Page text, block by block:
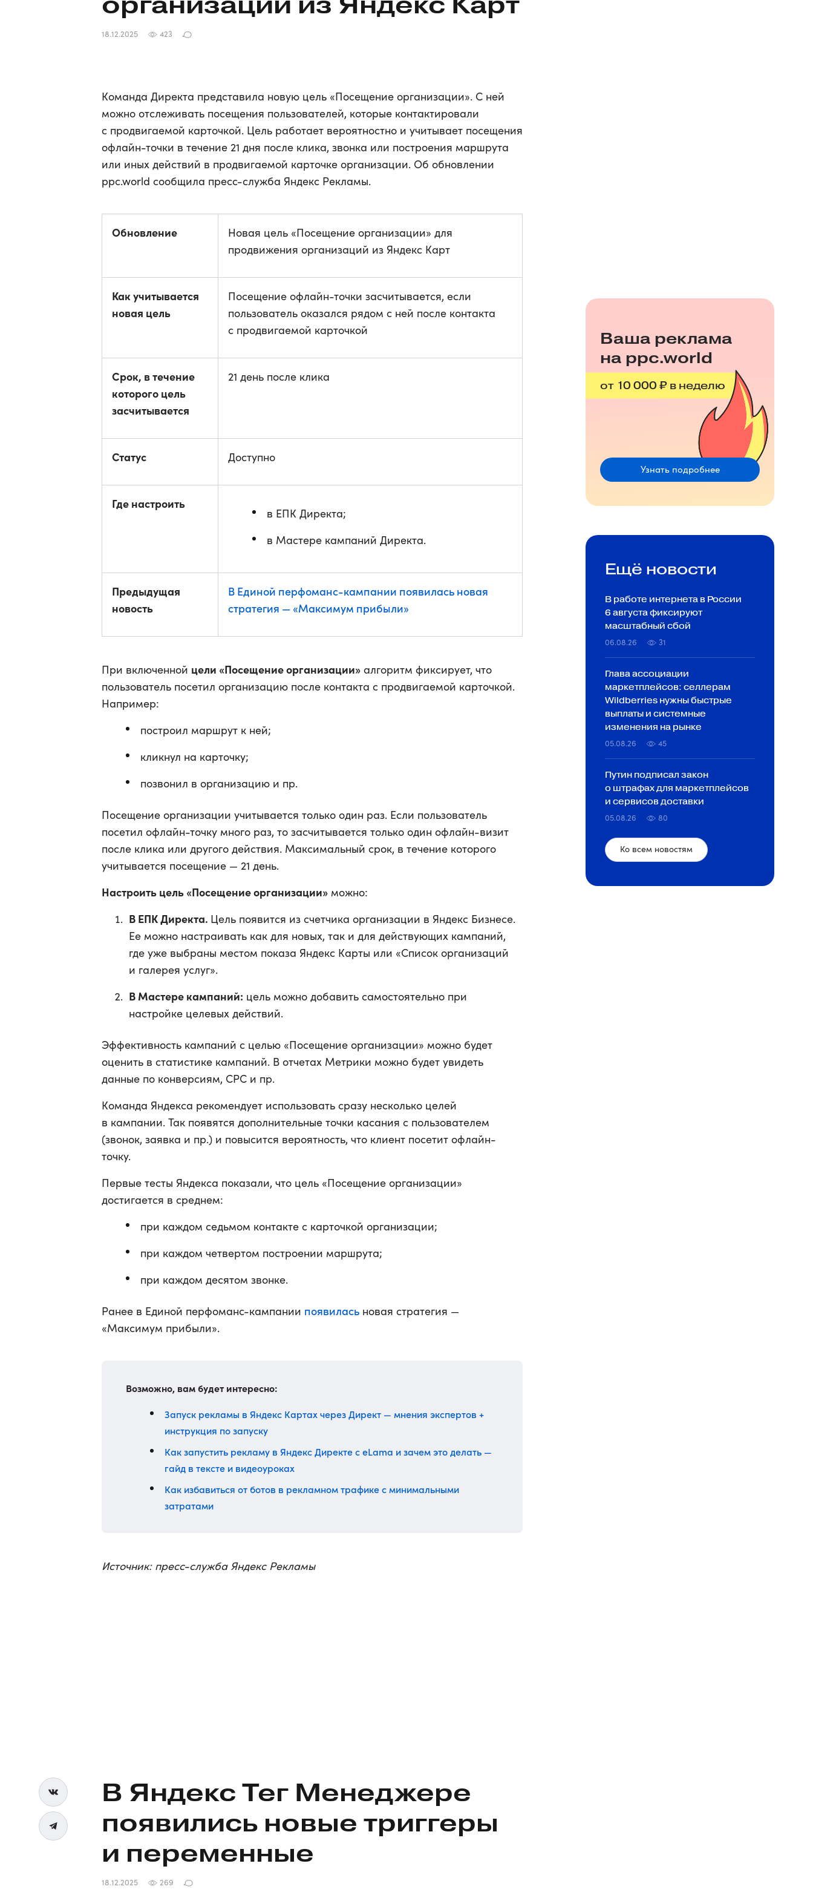
18.12.2025 423
Команда Директа представила новую цель «Посещение организации». С ней
можно отслеживать посещения пользователей, которые контактировали
с продвигаемой карточкой. Цель работает вероятностно и учитывает посещения
офлайн-точки в течение 21 дня после клика, звонка или построения маршрута
или иных действий в продвигаемой карточке организации. Об обновлении
ppc.world сообщила пресс-служба Яндекс Рекламы.
Обновление
Новая цель «Посещение организации» для
продвижения организаций из Яндекс Карт
Как учитывается
новая цель
Посещение офлайн-точки засчитывается, если
пользователь оказался рядом с ней после контакта
с продвигаемой карточкой
Срок, в течение
которого цель
засчитывается
21 день после клика
Статус Доступно
Где настроить
в ЕПК Директа;
в Мастере кампаний Директа.
Предыдущая
новость
В Единой перфоманс-кампании появилась новая
стратегия — «Максимум прибыли»
При включенной цели «Посещение организации» алгоритм фиксирует, что
пользователь посетил организацию после контакта с продвигаемой карточкой.
Например:
построил маршрут к ней;
кликнул на карточку;
позвонил в организацию и пр.
Посещение организации учитывается только один раз. Если пользователь
посетил офлайн-точку много раз, то засчитывается только один офлайн-визит
после клика или другого действия. Максимальный срок, в течение которого
учитывается посещение — 21 день.
Настроить цель «Посещение организации» можно:
В ЕПК Директа. Цель появится из счетчика организации в Яндекс Бизнесе.
Ее можно настраивать как для новых, так и для действующих кампаний,
где уже выбраны местом показа Яндекс Карты или «Список организаций
и галерея услуг».
В Мастере кампаний: цель можно добавить самостоятельно при
настройке целевых действий.
Эффективность кампаний с целью «Посещение организации» можно будет
оценить в статистике кампаний. В отчетах Метрики можно будет увидеть
данные по конверсиям, CPC и пр.
Команда Яндекса рекомендует использовать сразу несколько целей
в кампании. Так появятся дополнительные точки касания с пользователем
(звонок, заявка и пр.) и повысится вероятность, что клиент посетит офлайн-
точку.
Первые тесты Яндекса показали, что цель «Посещение организации»
достигается в среднем:
при каждом седьмом контакте с карточкой организации;
при каждом четвертом построении маршрута;
при каждом десятом звонке.
Ранее в Единой перфоманс-кампании появилась новая стратегия —
«Максимум прибыли».
Возможно, вам будет интересно:
Запуск рекламы в Яндекс Картах через Директ — мнения экспертов +
инструкция по запуску
Как запустить рекламу в Яндекс Директе с eLama и зачем это делать —
гайд в тексте и видеоуроках
Как избавиться от ботов в рекламном трафике с минимальными
затратами
Источник: пресс-служба Яндекс Рекламы
Ваша реклама
на ppc.world
от 10 000 ₽ в неделю
Узнать подробнее
Ещё новости
В работе интернета в России
6 августа фиксируют
масштабный сбой
06.08.26 31
Глава ассоциации
маркетплейсов: селлерам
Wildberries нужны быстрые
выплаты и системные
изменения на рынке
05.08.26 45
Путин подписал закон
о штрафах для маркетплейсов
и сервисов доставки
05.08.26 80
Ко всем новостям
В Яндекс Тег Менеджере
появились новые триггеры
и переменные
18.12.2025 269